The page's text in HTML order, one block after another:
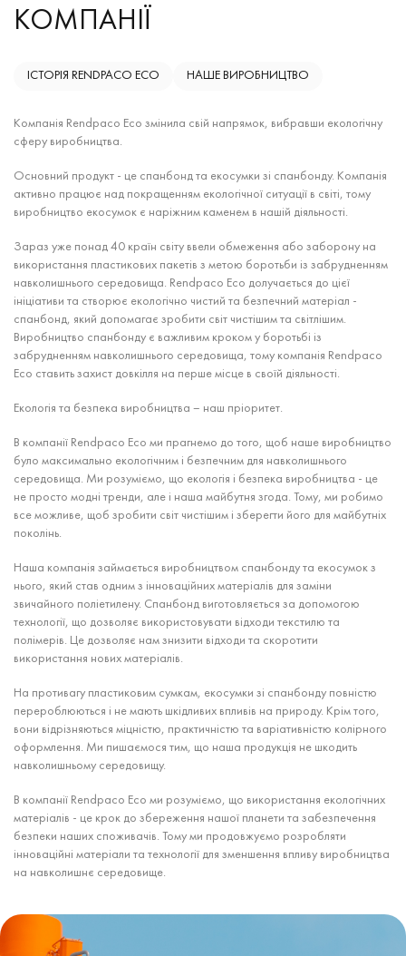
ІСТОРІЯ RENDPACO ECO НАШЕ ВИРОБНИЦТВО
КОМПАНІЇ
Компанія Rendpaco Eco змінила свій напрямок, вибравши екологічну
сферу виробництва.
Основний продукт - це спанбонд та екосумки зі спанбонду. Компанія
активно працює над покращенням екологічної ситуації в світі, тому
виробництво екосумок є наріжним каменем в нашій діяльності.
Зараз уже понад 40 країн світу ввели обмеження або заборону на
використання пластикових пакетів з метою боротьби із забрудненням
навколишнього середовища. Rendpaco Eco долучається до цієї
ініціативи та створює екологічно чистий та безпечний матеріал -
спанбонд, який допомагає зробити світ чистішим та світлішим.
Виробництво спанбонду є важливим кроком у боротьбі із
забрудненням навколишнього середовища, тому компанія Rendpaco
Eco ставить захист довкілля на перше місце в своїй діяльності.
Екологія та безпека виробництва – наш пріоритет.
В компанії Rendpaco Eco ми прагнемо до того, щоб наше виробництво
було максимально екологічним і безпечним для навколишнього
середовища. Ми розуміємо, що екологія і безпека виробництва - це
не просто модні тренди, але і наша майбутня згода. Тому, ми робимо
все можливе, щоб зробити світ чистішим і зберегти його для майбутніх
поколінь.
Наша компанія займається виробництвом спанбонду та екосумок з
нього, який став одним з інноваційних матеріалів для заміни
звичайного поліетилену. Спанбонд виготовляється за допомогою
технології, що дозволяє використовувати відходи текстилю та
полімерів. Це дозволяє нам знизити відходи та скоротити
використання нових матеріалів.
На противагу пластиковим сумкам, екосумки зі спанбонду повністю
перероблюються і не мають шкідливих впливів на природу. Крім того,
вони відрізняються міцністю, практичністю та варіативністю колірного
оформлення. Ми пишаємося тим, що наша продукція не шкодить
навколишньому середовищу.
В компанії Rendpaco Eco ми розуміємо, що використання екологічних
матеріалів - це крок до збереження нашої планети та забезпечення
безпеки наших споживачів. Тому ми продовжуємо розробляти
інноваційні матеріали та технології для зменшення впливу виробництва
на навколишнє середовище.